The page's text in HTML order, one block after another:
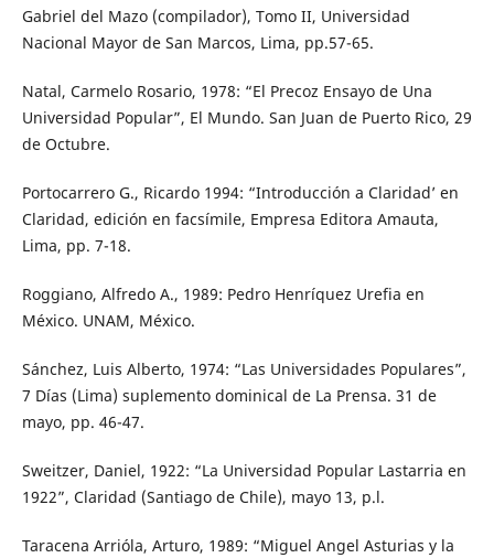
Gabriel del Mazo (compilador), Tomo II, Universidad
Nacional Mayor de San Marcos, Lima, pp.57-65.
Natal, Carmelo Rosario, 1978: “El Precoz Ensayo de Una
Universidad Popular”, El Mundo. San Juan de Puerto Rico, 29
de Octubre.
Portocarrero G., Ricardo 1994: “Introducción a Claridad’ en
Claridad, edición en facsímile, Empresa Editora Amauta,
Lima, pp. 7-18.
Roggiano, Alfredo A., 1989: Pedro Henríquez Urefia en
México. UNAM, México.
Sánchez, Luis Alberto, 1974: “Las Universidades Populares”,
7 Días (Lima) suplemento dominical de La Prensa. 31 de
mayo, pp. 46-47.
Sweitzer, Daniel, 1922: “La Universidad Popular Lastarria en
1922”, Claridad (Santiago de Chile), mayo 13, p.l.
Taracena Arrióla, Arturo, 1989: “Miguel Angel Asturias y la